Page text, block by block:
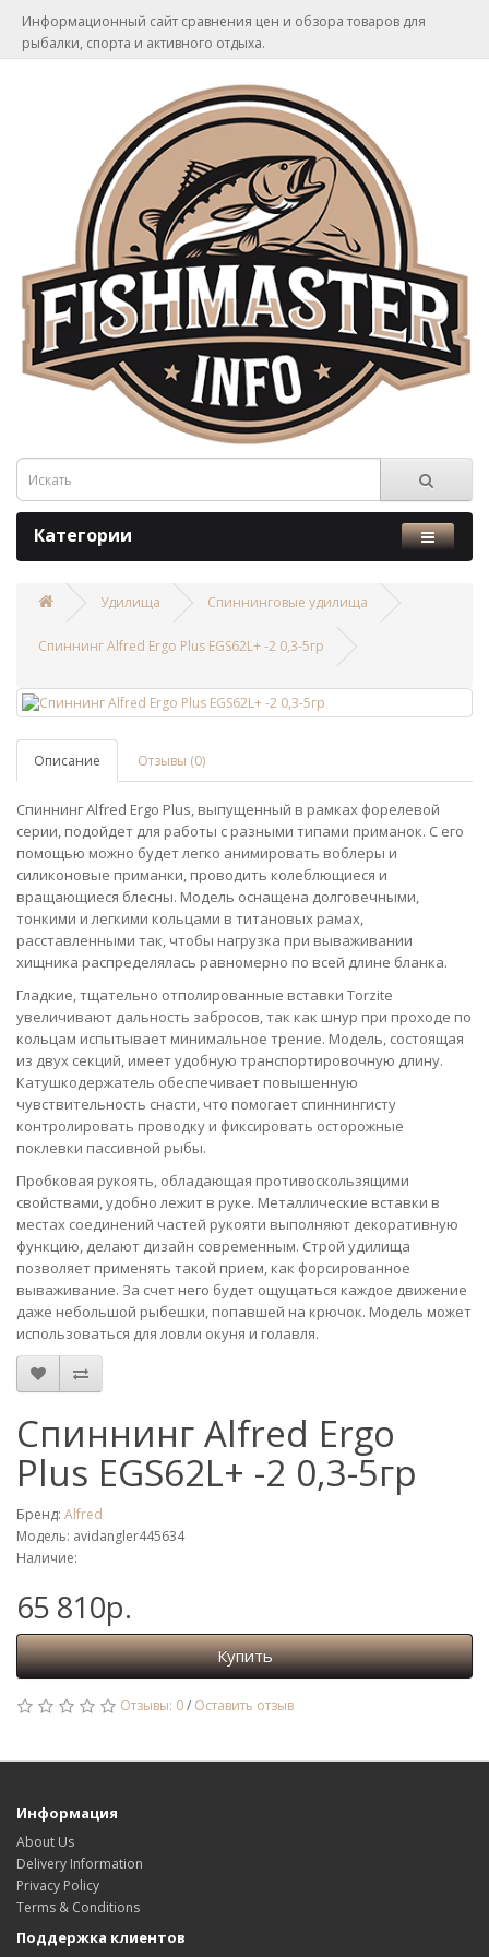
Информационный сайт сравнения цен и обзора товаров для
рыбалки, спорта и активного отдыха.
Категории
Удилища Спиннинговые удилища
Спиннинг Alfred Ergo Plus EGS62L+ -2 0,3-5гр
Описание Отзывы (0)
Спиннинг Alfred Ergo Plus, выпущенный в рамках форелевой
серии, подойдет для работы с разными типами приманок. С его
помощью можно будет легко анимировать воблеры и
силиконовые приманки, проводить колеблющиеся и
вращающиеся блесны. Модель оснащена долговечными,
тонкими и легкими кольцами в титановых рамах,
расставленными так, чтобы нагрузка при вываживании
хищника распределялась равномерно по всей длине бланка.
Гладкие, тщательно отполированные вставки Torzite
увеличивают дальность забросов, так как шнур при проходе по
кольцам испытывает минимальное трение. Модель, состоящая
из двух секций, имеет удобную транспортировочную длину.
Катушкодержатель обеспечивает повышенную
чувствительность снасти, что помогает спиннингисту
контролировать проводку и фиксировать осторожные
поклевки пассивной рыбы.
Пробковая рукоять, обладающая противоскользящими
свойствами, удобно лежит в руке. Металлические вставки в
местах соединений частей рукояти выполняют декоративную
функцию, делают дизайн современным. Строй удилища
позволяет применять такой прием, как форсированное
вываживание. За счет него будет ощущаться каждое движение
даже небольшой рыбешки, попавшей на крючок. Модель может
использоваться для ловли окуня и голавля.
Спиннинг Alfred Ergo
Plus EGS62L+ -2 0,3-5гр
Бренд: Alfred
Модель: avidangler445634
Наличие:
65 810р.
Купить
Отзывы: 0/ Оставить отзыв
Информация
About Us
Delivery Information
Privacy Policy
Terms & Conditions
Поддержка клиентов